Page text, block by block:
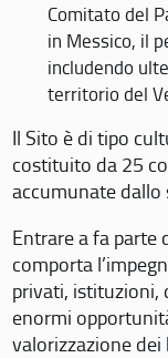
Comitato del
in Messico, il
includendo
territorio del
Il Sito è di tipo
costituito da 25
accumunate dallo
Entrare a fa parte
comporta
privati, istituzioni,
enormi
valorizzazione dei